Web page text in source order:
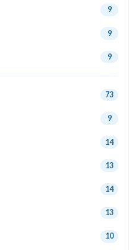
9
9
9
73
9
14
13
14
13
10